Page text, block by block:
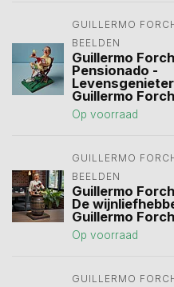
GUILLERMO
BEELDEN
Guillermo
Pensionado -
Guillermo
Op voorraad
GUILLERMO
BEELDEN
Guillermo
De
Guillermo
Op voorraad
GUILLERMO